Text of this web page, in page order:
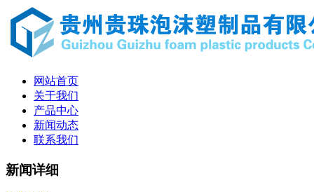
网站首页
关于我们
产品中心
新闻动态
联系我们
新闻详细